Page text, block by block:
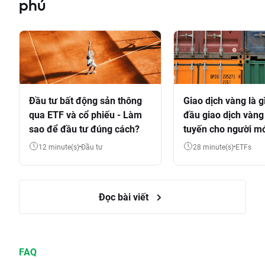
phú
Đầu tư bất động sản thông
qua ETF và cổ phiếu - Làm
sao để đầu tư đúng cách?
12 minute(s) Đầu tư
Giao dịch vàng là
đầu giao dịch
tuyến cho người
28 minute(s) ETFs
Đọc bài viết
FAQ